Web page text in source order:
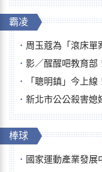
霸凌
周玉蔻為「滾床單案」
影／醒醒吧教育部！民眾
「聰明鎮」今上線
新北市公公殺害媳婦
棒球
國家運動產業發展